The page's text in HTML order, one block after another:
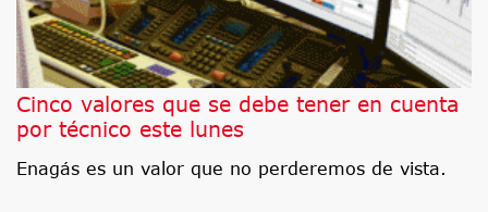
Cinco valores que se debe tener en cuenta
por técnico este lunes
Enagás es un valor que no perderemos de vista.